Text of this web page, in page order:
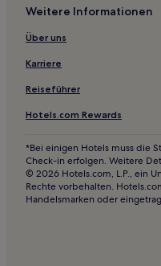
Els Poblets Hotels
Benifairó de la Valldigna
Alfarrasí Hotels
Pego Hotels
Oliva Hotels
Bellreguard Hotels
Terrateig Hotels
El Palmar Hotels
Hotels nahe Playa de Los
Weitere Informationen
Über uns
Karriere
Reiseführer
Hotels.com Rewards
*Bei einigen Hotels muss die
Check-in erfolgen. Weitere
© 2026 Hotels.com, L.P., ein
Rechte vorbehalten.
Handelsmarken oder